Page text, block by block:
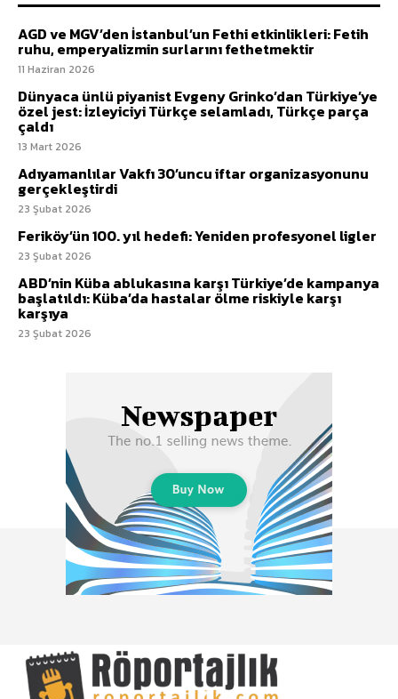
AGD ve MGV’den İstanbul’un Fethi etkinlikleri: Fetih
ruhu, emperyalizmin surlarını fethetmektir
11 Haziran 2026
Dünyaca ünlü piyanist Evgeny Grinko’dan Türkiye’ye
özel jest: İzleyiciyi Türkçe selamladı, Türkçe parça
çaldı
13 Mart 2026
Adıyamanlılar Vakfı 30’uncu iftar organizasyonunu
gerçekleştirdi
23 Şubat 2026
Feriköy’ün 100. yıl hedefi: Yeniden profesyonel ligler
23 Şubat 2026
ABD’nin Küba ablukasına karşı Türkiye’de kampanya
başlatıldı: Küba’da hastalar ölme riskiyle karşı
karşıya
23 Şubat 2026